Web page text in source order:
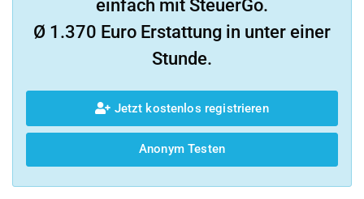
einfach mit SteuerGo.
Ø 1.370 Euro Erstattung in unter einer
Stunde.
Jetzt kostenlos registrieren
Anonym Testen